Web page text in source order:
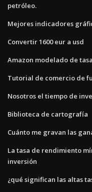
petróleo.
Mejores indicadores
Convertir 1600 eur a usd
Amazon modelado de
Tutorial de comercio de
Nosotros el tiempo de
Biblioteca de cartografía
Cuánto me gravan las
La tasa de rendimiento
inversión
¿qué significan las altas